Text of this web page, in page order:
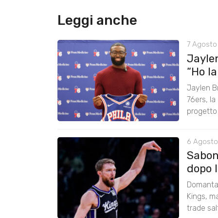
Leggi anche
7 Agosto
“Ho
Jaylen
76ers, la
progetto
6
dopo
Kings,
trade